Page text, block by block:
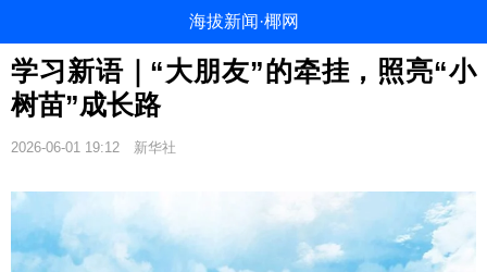
海拔新闻·椰网
学习新语｜“大朋友”的牵挂，照亮“小
树苗”成长路
2026-06-01 19:12 新华社